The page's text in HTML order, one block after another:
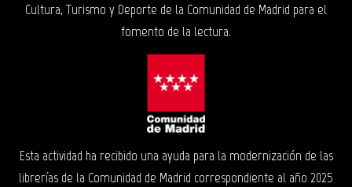
Cultura, Turismo y Deporte de la Comunidad de Madrid para el
fomento de la lectura.
Esta actividad ha recibido una ayuda para la modernización de las
librerías de la Comunidad de Madrid correspondiente al año 2025